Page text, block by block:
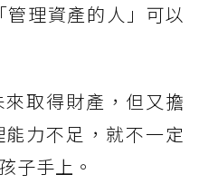
理資產的人」可以
取得財產，但又擔
力不足，就不一定
子手上。